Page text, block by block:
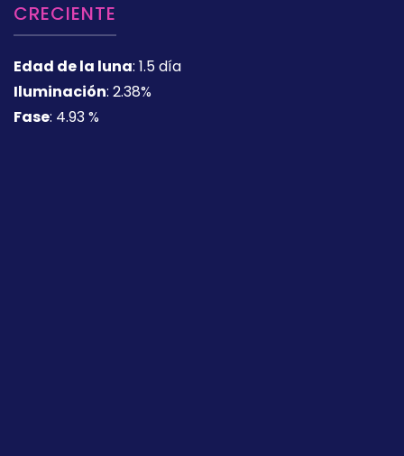
CRECIENTE
Edad de la luna: 1.5 día
Iluminación: 2.38%
Fase: 4.93 %